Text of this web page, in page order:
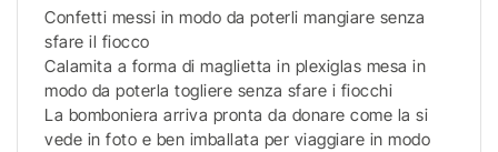
Confetti messi in modo da poterli mangiare senza
sfare il fiocco
Calamita a forma di maglietta in plexiglas mesa in
modo da poterla togliere senza sfare i fiocchi
La bomboniera arriva pronta da donare come la si
vede in foto e ben imballata per viaggiare in modo